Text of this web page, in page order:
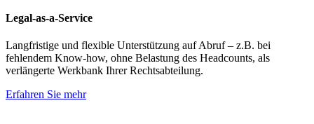
Legal-as-a-Service
Langfristige und flexible Unterstützung auf Abruf – z.B. bei
fehlendem Know-how, ohne Belastung des Headcounts, als
verlängerte Werkbank Ihrer Rechtsabteilung.
Erfahren Sie mehr